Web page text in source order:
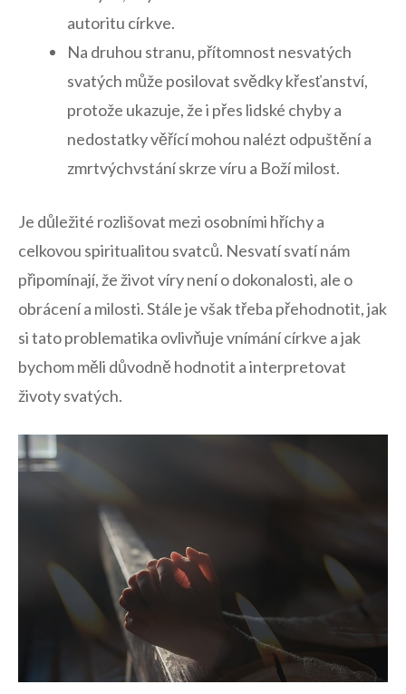
autoritu církve.
Na druhou stranu, přítomnost nesvatých
svatých může posilovat⁤ svědky křesťanství,
protože ‌ukazuje, ​že ‍i přes lidské ‍chyby⁢ a
⁣nedostatky věřící mohou nalézt ​odpuštění ⁢a
zmrtvýchvstání skrze víru a⁤ Boží milost.
Je důležité rozlišovat ⁢mezi osobními hříchy a
⁣celkovou‍ spiritualitou ‍svatců. Nesvatí svatí nám
připomínají, že život víry není o dokonalosti, ⁢ale o
obrácení ⁢a milosti.​ Stále je však‍ třeba přehodnotit, jak‌
si tato problematika ovlivňuje vnímání církve a jak
bychom ‍měli ‌důvodně‍ hodnotit a interpretovat
životy svatých.